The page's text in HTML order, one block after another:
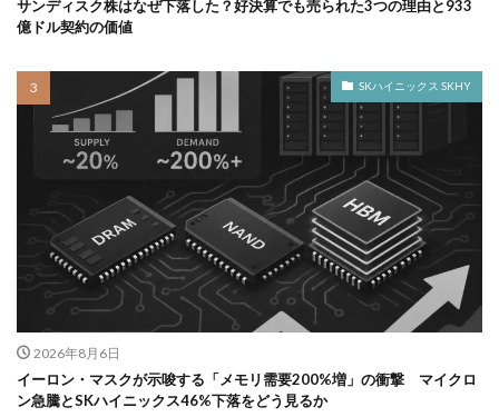
サンディスク株はなぜ下落した？好決算でも売られた3つの理由と933
億ドル契約の価値
SKハイニックス SKHY
2026年8月6日
イーロン・マスクが示唆する「メモリ需要200%増」の衝撃 マイクロ
ン急騰とSKハイニックス46%下落をどう見るか